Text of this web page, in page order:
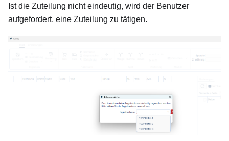
Ist die Zuteilung nicht eindeutig, wird der Benutzer
aufgefordert, eine Zuteilung zu tätigen.